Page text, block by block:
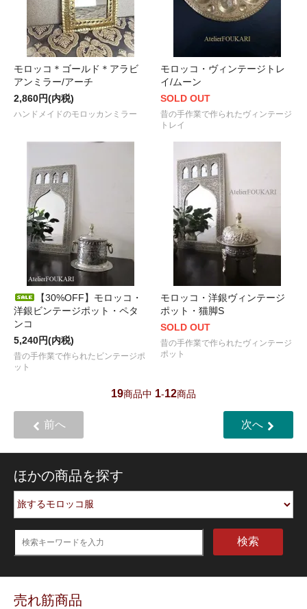
モロッコ＊ゴールド＊アラビ
アンミラー/アーチ
2,860円(内税)
ハンドメイドのモロッカンミラー
モロッコ・ヴィンテージトレ
イ/ムーン
SOLD OUT
昔の手作業で作られたヴィンテージ
トレイ
【30%OFF】モロッコ・
洋銀ビンテージポット・ペタ
ンコ
5,240円(内税)
昔の手作業で作られたビンテージポ
ット
モロッコ・洋銀ヴィンテージ
ポット・猫脚S
SOLD OUT
昔の手作業で作られたヴィンテージ
ポット
19商品中 1-12商品
前へ 次へ
ほかの商品を探す
検索
売れ筋商品